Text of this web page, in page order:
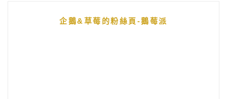
企鵝&草莓的粉絲頁-鵝莓派